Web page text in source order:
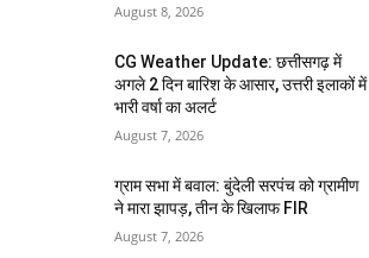
August 8, 2026
CG Weather Update: छत्तीसगढ़ में
अगले 2 दिन बारिश के आसार, उत्तरी इलाकों में
भारी वर्षा का अलर्ट
August 7, 2026
ग्राम सभा में बवाल: बुंदेली सरपंच को ग्रामीण
ने मारा झापड़, तीन के खिलाफ FIR
August 7, 2026